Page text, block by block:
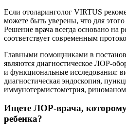
Если отоларинголог VIRTUS
можете быть уверены, что для этого
Решение врача всегда основано на
соответствует современным
Главными помощниками в
являются диагностическое ЛОР-
и функциональные исследования:
диагностическая эндоскопия,
иммунотермистометрия,
Ищете ЛОР-врача,
ребенка?